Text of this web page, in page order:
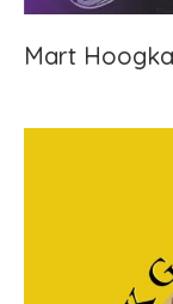
Mart